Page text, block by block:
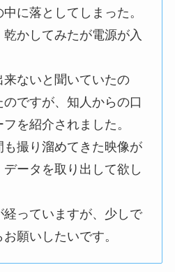
に落としてしまった。
かしてみたが電源が入
ないと聞いていたの
ですが、知人からの口
を紹介されました。
撮り溜めてきた映像が
ータを取り出して欲し
っていますが、少しで
願いしたいです。